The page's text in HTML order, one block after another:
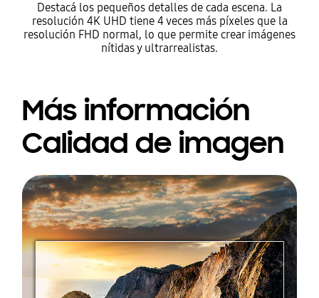
Destacá los pequeños detalles de cada escena. La
resolución 4K UHD tiene 4 veces más píxeles que la
resolución FHD normal, lo que permite crear imágenes
nítidas y ultrarrealistas.
Más información
Calidad de imagen